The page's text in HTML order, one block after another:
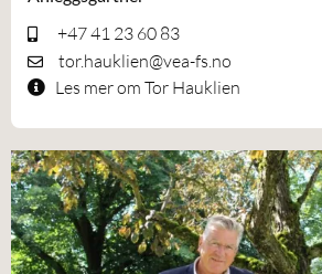
+47 41 23 60 83
tor.hauklien@vea-fs.no
Les mer om Tor Hauklien